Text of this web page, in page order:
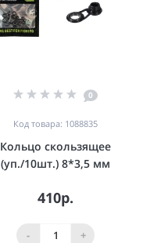
0
Код товара: 1088835
Кольцо скользящее
(уп./10шт.) 8*3,5 мм
410р.
- +